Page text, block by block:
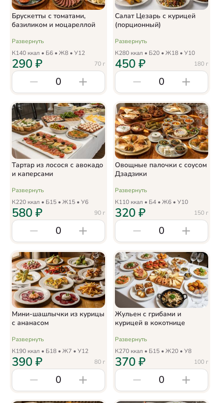
Брускетты с томатами,
базиликом и моцареллой
Развернуть
К140 ккал • Б6 • Ж8 • У12
70 г
290₽
0
Салат Цезарь с курицей
(порционный)
Развернуть
К280 ккал • Б20 • Ж18 • У10
180 г
450₽
0
Тартар из лосося с авокадо
и каперсами
Развернуть
К220 ккал • Б15 • Ж15 • У6
90 г
580₽
0
Овощные палочки с соусом
Дзадзики
Развернуть
К110 ккал • Б4 • Ж6 • У10
150 г
320₽
0
Мини-шашлычки из курицы
с ананасом
Развернуть
К190 ккал • Б18 • Ж7 • У12
80 г
390₽
0
Жульен с грибами и
курицей в кокотнице
Развернуть
К270 ккал • Б15 • Ж20 • У8
100 г
370₽
0